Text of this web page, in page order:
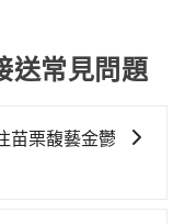
送常見問題
苗栗馥藝金鬱